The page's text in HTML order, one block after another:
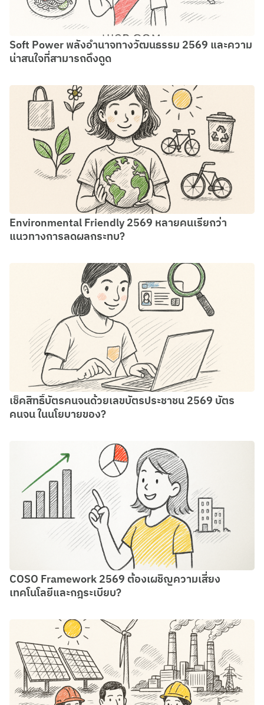
Soft Power พลังอำนาจทางวัฒนธรรม 2569 และความ
น่าสนใจที่สามารถดึงดูด
Environmental Friendly 2569 หลายคนเรียกว่า
แนวทางการลดผลกระทบ?
เช็คสิทธิ์บัตรคนจนด้วยเลขบัตรประชาชน 2569 บัตร
คนจน ในนโยบายของ?
COSO Framework 2569 ต้องเผชิญความเสี่ยง
เทคโนโลยีและกฎระเบียบ?